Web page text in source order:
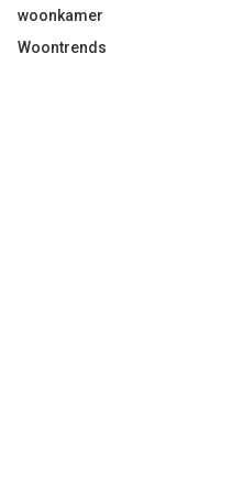
woonkamer
Woontrends